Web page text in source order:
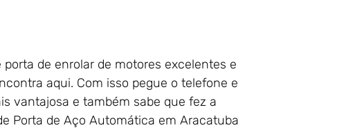
de enrolar de motores excelentes e
aqui. Com isso pegue o telefone e
vantajosa e também sabe que fez a
Porta de Aço Automática em Aracatuba